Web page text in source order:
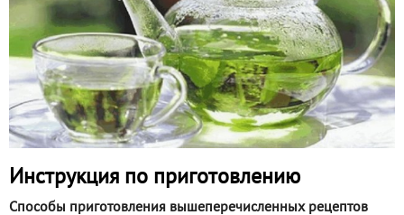
Инструкция по приготовлению
Способы приготовления вышеперечисленных рецептов